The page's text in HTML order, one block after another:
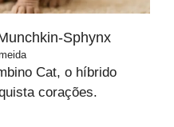
Sphynx
Cat, o híbrido
corações.